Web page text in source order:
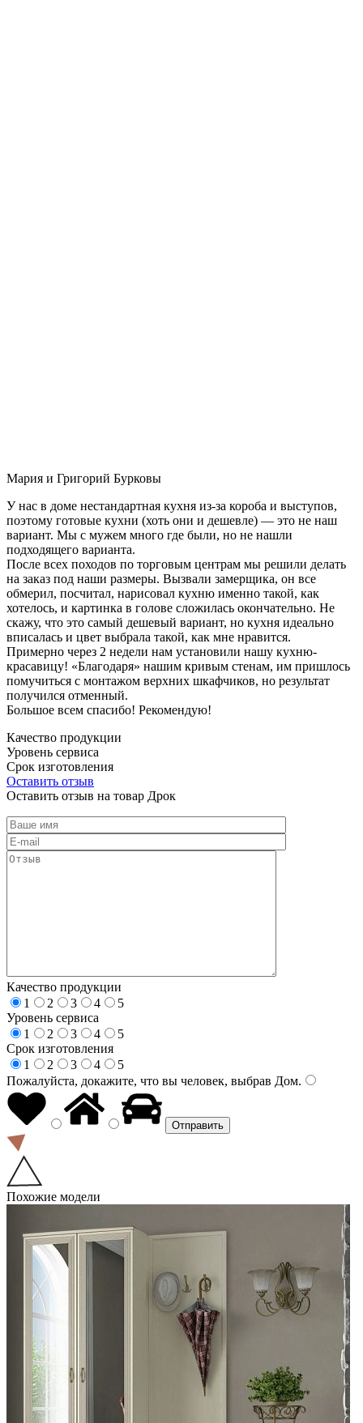
Мария и Григорий Бурковы
У нас в доме нестандартная кухня из-за короба и выступов,
поэтому готовые кухни (хоть они и дешевле) — это не наш
вариант. Мы с мужем много где были, но не нашли
подходящего варианта.
После всех походов по торговым центрам мы решили делать
на заказ под наши размеры. Вызвали замерщика, он все
обмерил, посчитал, нарисовал кухню именно такой, как
хотелось, и картинка в голове сложилась окончательно. Не
скажу, что это самый дешевый вариант, но кухня идеально
вписалась и цвет выбрала такой, как мне нравится.
Примерно через 2 недели нам установили нашу кухню-
красавицу! «Благодаря» нашим кривым стенам, им пришлось
помучиться с монтажом верхних шкафчиков, но результат
получился отменный.
Большое всем спасибо! Рекомендую!
Качество продукции
Уровень сервиса
Срок изготовления
Оставить отзыв
Оставить отзыв на товар Дрок
Качество продукции
1
2 3 4
5
Уровень сервиса
1
2 3 4
5
Срок изготовления
1
2 3 4
5
Пожалуйста, докажите, что вы человек, выбрав Дом.
Похожие модели